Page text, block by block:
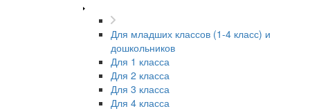
Для младших классов (1-4 класс) и
дошкольников
Для 1 класса
Для 2 класса
Для 3 класса
Для 4 класса